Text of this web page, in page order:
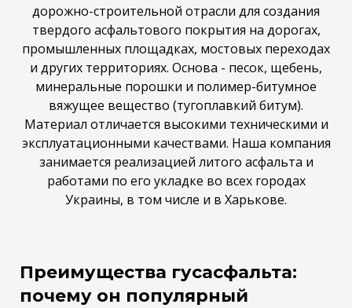
дорожно-строительной отрасли для создания
твердого асфальтового покрытия на дорогах,
промышленных площадках, мостовых переходах
и других территориях. Основа - песок, щебень,
минеральные порошки и полимер-битумное
вяжущее вещество (тугоплавкий битум).
Материал отличается высокими техническими и
эксплуатационными качествами. Наша компания
занимается реализацией литого асфальта и
работами по его укладке во всех городах
Украины, в том числе и в Харькове.
Преимущества гусасфальта:
почему он популярный